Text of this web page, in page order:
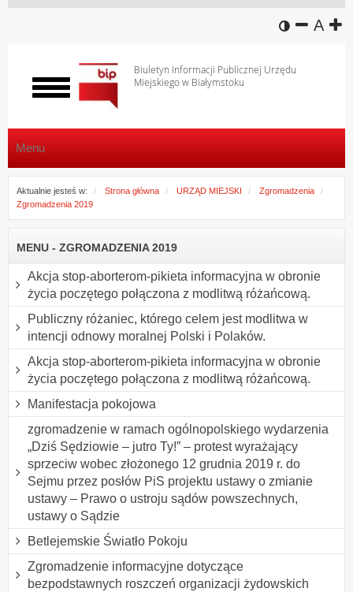
wersja
A
Biuletyn Informacji Publicznej Urzędu
Miejskiego w Białymstoku
Włącz
menu
Menu
Aktualnie jesteś w: Strona główna URZĄD MIEJSKI
Zgromadzenia
Zgromadzenia 2019
MENU - ZGROMADZENIA 2019
Akcja stop-aborterom-pikieta informacyjna w obronie
życia poczętego połączona z modlitwą różańcową.
Publiczny różaniec, którego celem jest modlitwa w
intencji odnowy moralnej Polski i Polaków.
Akcja stop-aborterom-pikieta informacyjna w obronie
życia poczętego połączona z modlitwą różańcową.
Manifestacja pokojowa
zgromadzenie w ramach ogólnopolskiego wydarzenia
„Dziś Sędziowie – jutro Ty!” – protest wyrażający
sprzeciw wobec złożonego 12 grudnia 2019 r. do
Sejmu przez posłów PiS projektu ustawy o zmianie
ustawy – Prawo o ustroju sądów powszechnych,
ustawy o Sądzie
Betlejemskie Światło Pokoju
Zgromadzenie informacyjne dotyczące
bezpodstawnych roszczeń organizacji żydowskich